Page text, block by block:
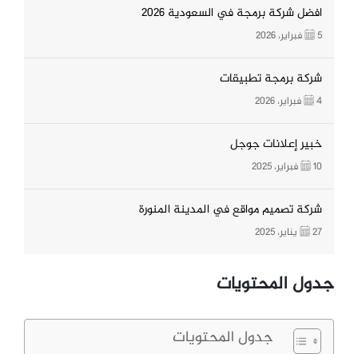
افضل شركة برمجة في السعودية 2026
5 فبراير، 2026
شركة برمجة تطبيقات
4 فبراير، 2026
خبير إعلانات جوجل
10 فبراير، 2025
شركة تصميم مواقع في المدينة المنورة
27 يناير، 2025
جدول المحتويات
جدول المحتويات